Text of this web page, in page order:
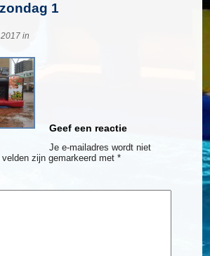
1
in
Geef een reactie
Je e-mailadres wordt niet
velden zijn gemarkeerd met *